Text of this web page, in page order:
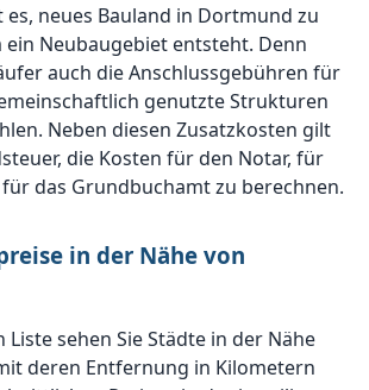
neues Bauland in Dortmund zu
Neubaugebiet entsteht. Denn
auch die Anschlussgebühren für
genutzte Strukturen
Neben diesen Zusatzkosten gilt
die Kosten für den Notar, für
das Grundbuchamt zu berechnen.
in der Nähe von
sehen Sie Städte in der Nähe
deren Entfernung in Kilometern